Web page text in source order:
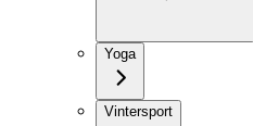
Yoga
Vintersport